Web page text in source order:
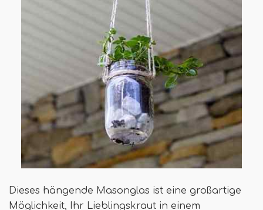
Dieses hängende Masonglas ist eine großartige
Möglichkeit, Ihr Lieblingskraut in einem